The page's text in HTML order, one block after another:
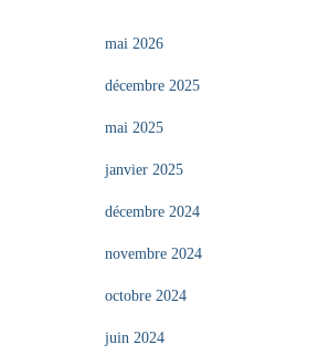
mai 2026
décembre 2025
mai 2025
janvier 2025
décembre 2024
novembre 2024
octobre 2024
juin 2024